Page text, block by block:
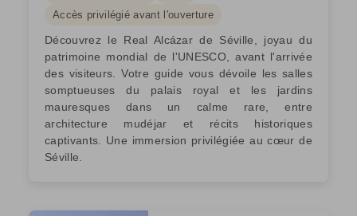
Accès privilégié avant l'ouverture
Découvrez le Real Alcázar de Séville, joyau du
patrimoine mondial de l'UNESCO, avant l'arrivée
des visiteurs. Votre guide vous dévoile les salles
somptueuses du palais royal et les jardins
mauresques dans un calme rare, entre
architecture mudéjar et récits historiques
captivants. Une immersion privilégiée au cœur de
Séville.